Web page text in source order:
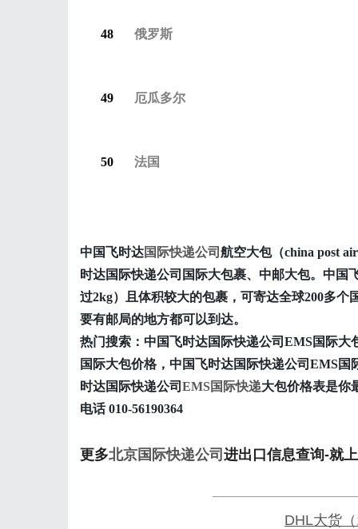
48 俄罗斯
49 厄瓜多尔
50 法国
中国飞时达国际快递公司 航空大包（china post
时达国际快递公司国际大包裹、中邮大包。中
过2kg）且体积较大的包裹，可寄达全球200多
要有邮局的地方都可以到达。
热门搜索：中国飞时达国际快递公司EMS国际
国际大包价格，中国飞时达国际快递公司EMS
时达国际快递公司 EMS国际快递大包价格表是你
电话 010-56190364
更多北京国际快递公司 进出口信息查询-就上
DHL大货